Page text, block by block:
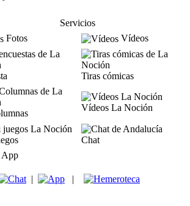
Servicios
Fotos
Vídeos
Tiras cómicas
Vídeos La Noción
Chat
App
| |